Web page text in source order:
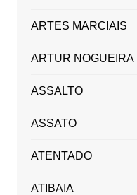
ARTES MARCIAIS
ARTUR NOGUEIRA
ASSALTO
ASSATO
ATENTADO
ATIBAIA